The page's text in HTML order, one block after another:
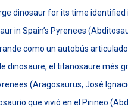
dinosaur for its time
in Spain’s Pyrenees
como un autobús
dinosaure, el titanosaure més
(Aragosaurus, José
que vivió en el Pirineo